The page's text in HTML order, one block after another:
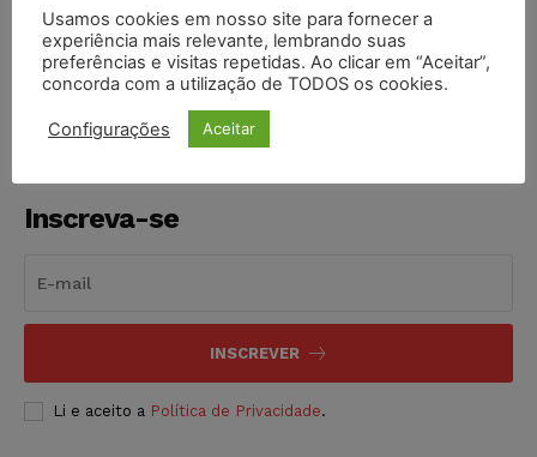
COMPARTILHE
Inscreva-se
INSCREVER
Li e aceito a Política de Privacidade.
Usamos cookies em nosso site para fornecer a
experiência mais relevante, lembrando suas
preferências e visitas repetidas. Ao clicar em “Aceitar”,
concorda com a utilização de TODOS os cookies.
Configurações Aceitar